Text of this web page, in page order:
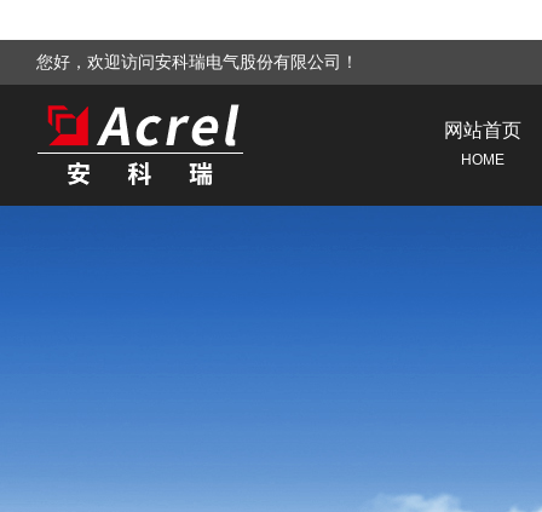
您好，欢迎访问安科瑞电气股份有限公司！
网站首页
HOME